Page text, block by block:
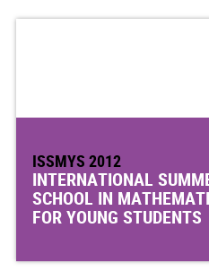
ISSMYS 2012
INTERNATIONAL
SCHOOL IN
FOR YOUNG STUDENTS